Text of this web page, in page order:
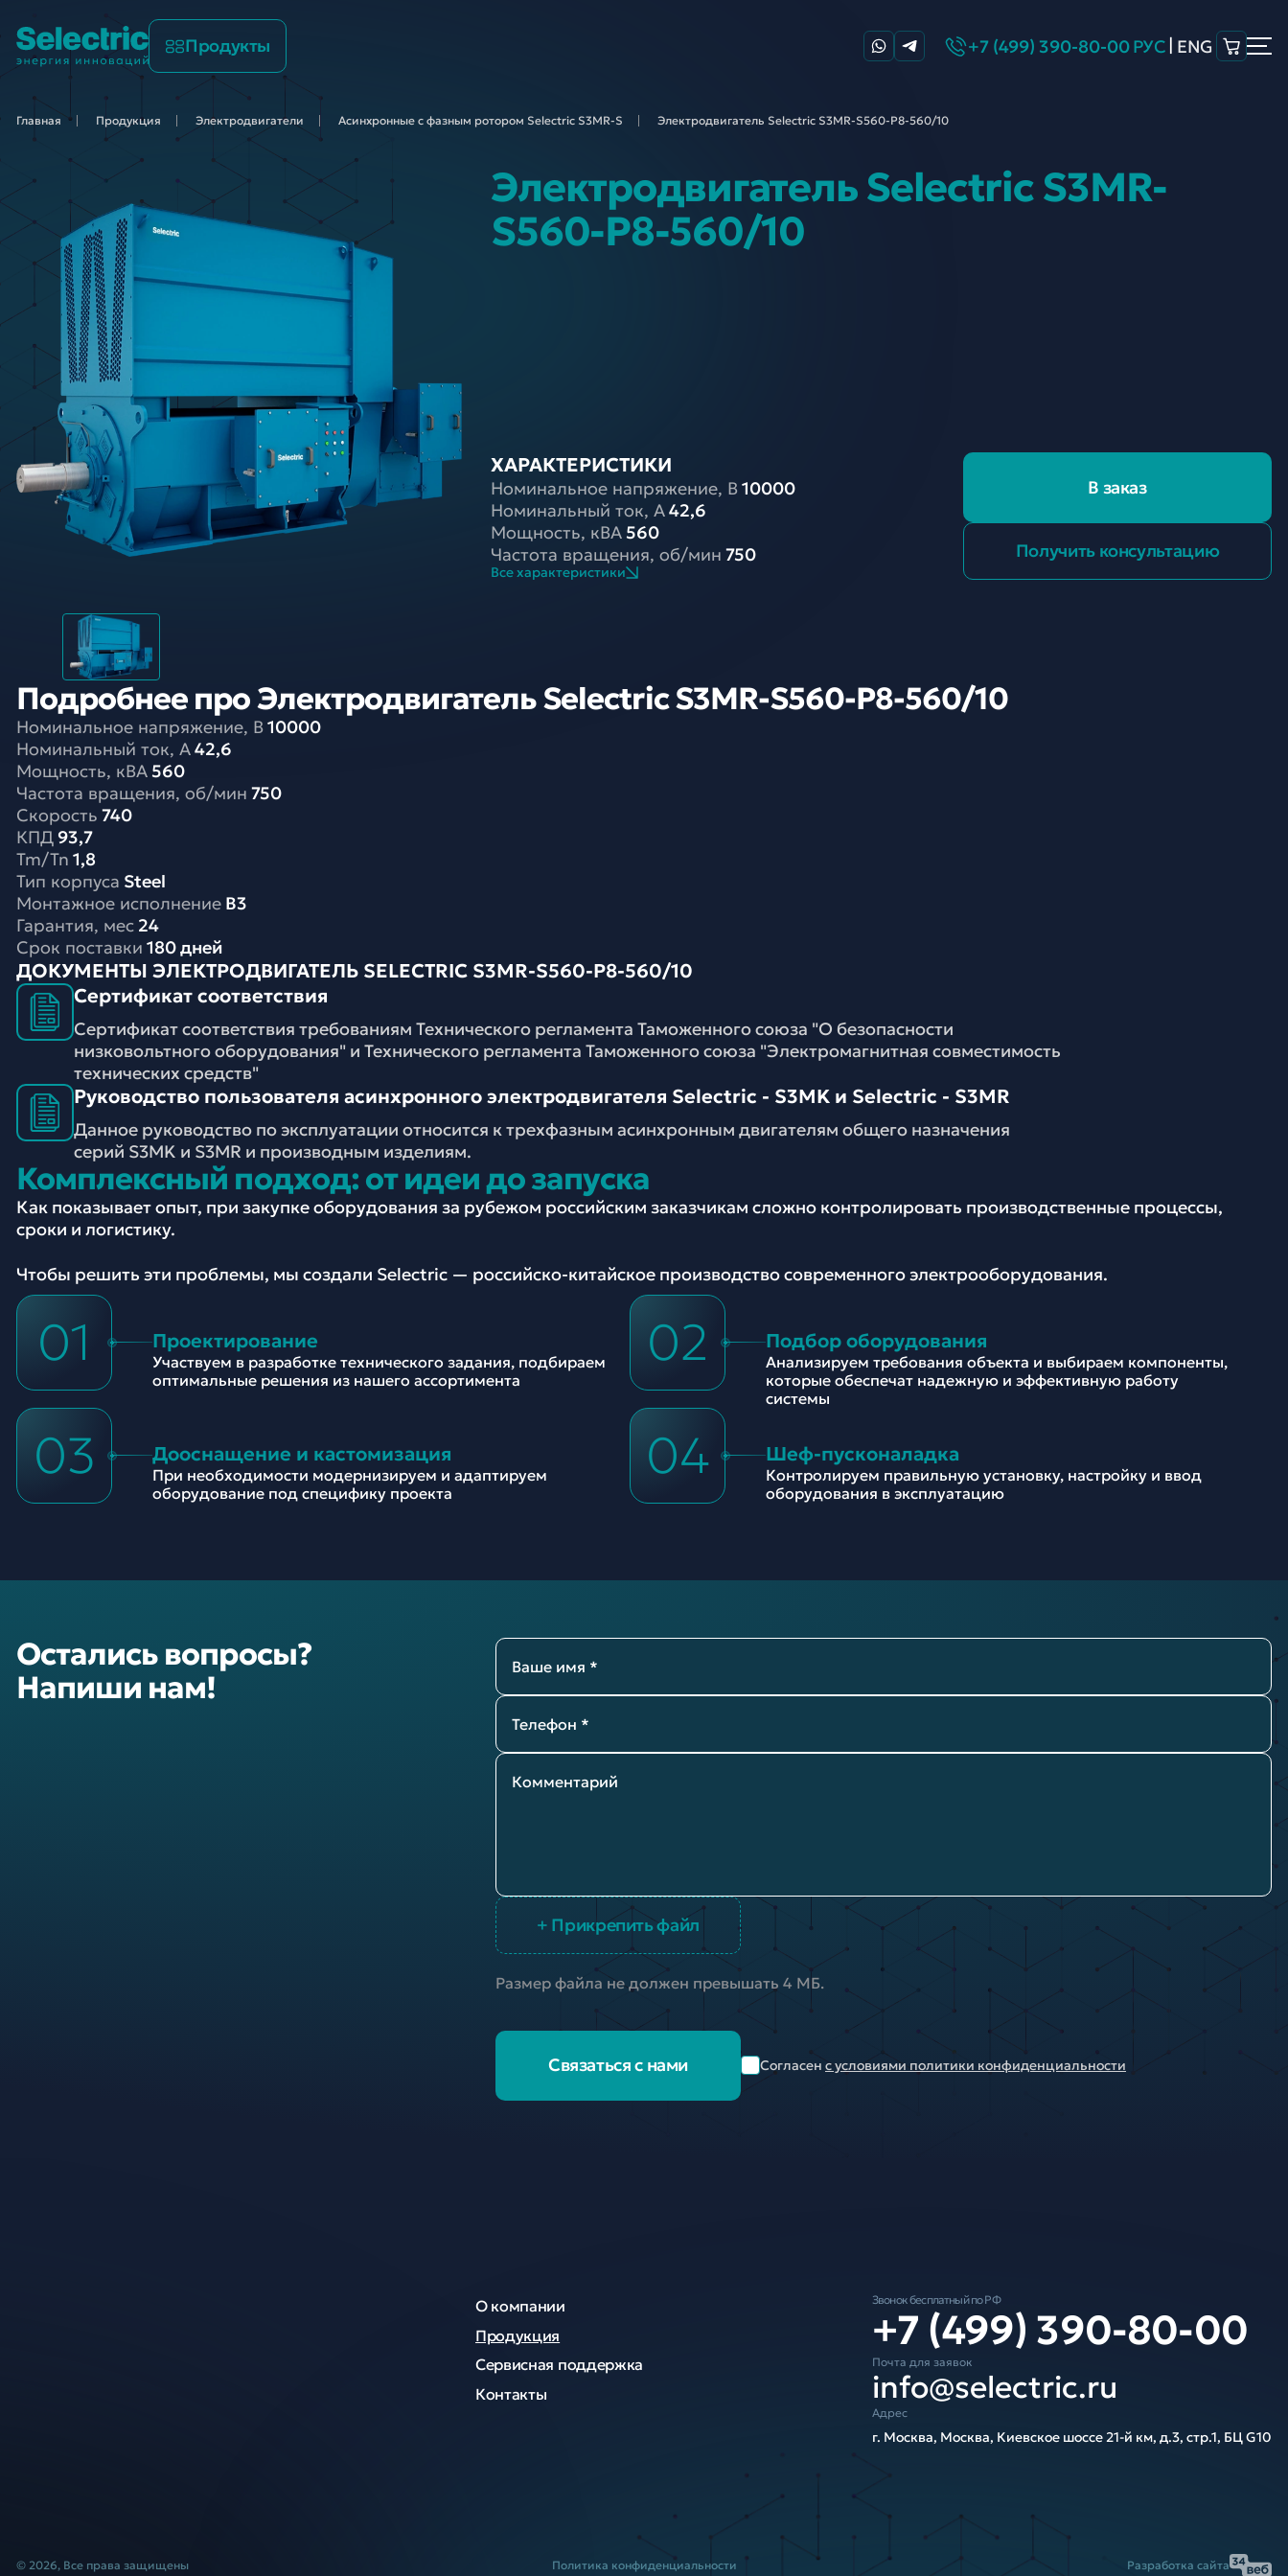
Продукты +7 (499) 390-80-00РУС ENG
Главная Продукция Электродвигатели Асинхронные с фазным ротором Selectric S3MR-S Электродвигатель Selectric S3MR-S560-P8-560/10
Электродвигатель Selectric S3MR-
S560-P8-560/10
ХАРАКТЕРИСТИКИ
Номинальное напряжение, В10000
Номинальный ток, A42,6
Мощность, кВА 560
Частота вращения, об/мин 750
Все характеристики
В заказ
Получить консультацию
Подробнее про Электродвигатель Selectric S3MR-S560-P8-560/10
Номинальное напряжение, В10000
Номинальный ток, A42,6
Мощность, кВА 560
Частота вращения, об/мин 750
Скорость 740
КПД 93,7
Tm/Tn 1,8
Тип корпуса Steel
Монтажное исполнение B3
Гарантия, мес 24
Срок поставки 180 дней
ДОКУМЕНТЫ ЭЛЕКТРОДВИГАТЕЛЬ SELECTRIC S3MR-S560-P8-560/10
Сертификат соответствия
Сертификат соответствия требованиям Технического регламента Таможенного союза "О безопасности
низковольтного оборудования" и Технического регламента Таможенного союза "Электромагнитная совместимость
технических средств"
Руководство пользователя асинхронного электродвигателя Selectric - S3MK и Selectric - S3MR
Данное руководство по эксплуатации относится к трехфазным асинхронным двигателям общего назначения
серий S3MK и S3MR и производным изделиям.
Комплексный подход: от идеи до запуска
Как показывает опыт, при закупке оборудования за рубежом российским заказчикам сложно контролировать производственные процессы,
сроки и логистику.
Чтобы решить эти проблемы, мы создали Selectric — российско-китайское производство современного электрооборудования.
01 Проектирование
Участвуем в разработке технического задания, подбираем
оптимальные решения из нашего ассортимента
02 Подбор оборудования
Анализируем требования объекта и выбираем компоненты,
которые обеспечат надежную и эффективную работу
системы
03 Дооснащение и кастомизация
При необходимости модернизируем и адаптируем
оборудование под специфику проекта
04 Шеф-пусконаладка
Контролируем правильную установку, настройку и ввод
оборудования в эксплуатацию
Остались вопросы?
Напиши нам!
Ваше имя *
Телефон *
Комментарий
+ Прикрепить файл
Размер файла не должен превышать 4 МБ.
Согласен с условиями политики конфиденциальности
Связаться с нами
О компании
Продукция
Сервисная поддержка
Контакты
Звонок бесплатный по РФ
+7 (499) 390-80-00
Почта для заявок
info@selectric.ru
Адрес
г. Москва, Москва, Киевское шоссе 21-й км, д.3, стр.1, БЦ G10
© 2026, Все права защищены Политика конфиденциальности Разработка сайта